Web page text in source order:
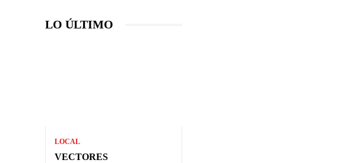
LO ÚLTIMO
LOCAL
VECTORES